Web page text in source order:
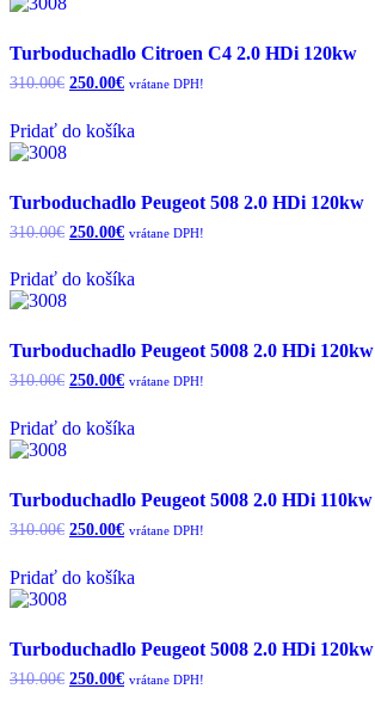
Turboduchadlo Citroen C4 2.0 HDi 120kw
310.00€ Original
310.00€.
250.00€Current
250.00€.
vrátane DPH!
Pridať do košíka
Turboduchadlo Peugeot 508 2.0 HDi 120kw
310.00€ Original
was:
310.00€.
250.00€Current
250.00€.
vrátane DPH!
Pridať do košíka
Turboduchadlo Peugeot 5008 2.0 HDi 120kw
310.00€ Original
was:
310.00€.
250.00€Current
250.00€.
vrátane DPH!
Pridať do košíka
Turboduchadlo Peugeot 5008 2.0 HDi 110kw
310.00€ Original
was:
310.00€.
250.00€Current
250.00€.
vrátane DPH!
Pridať do košíka
Turboduchadlo Peugeot 5008 2.0 HDi 120kw
310.00€ Original
250.00€Current
vrátane DPH!